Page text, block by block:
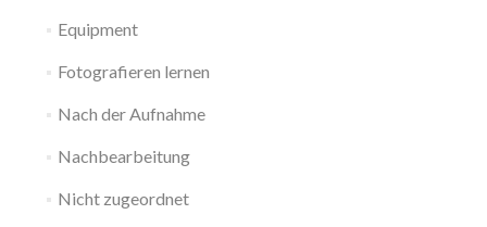
Equipment
Fotografieren lernen
Nach der Aufnahme
Nachbearbeitung
Nicht zugeordnet